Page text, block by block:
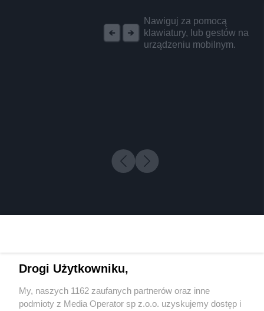
Nawiguj za pomocą
klawiatury, lub gestów na
urządzeniu mobilnym.
Wydawca mediów lokalnych
Drogi Użytkowniku,
My, naszych 1162 zaufanych partnerów oraz inne
podmioty z Media Operator sp z.o.o. uzyskujemy dostęp i